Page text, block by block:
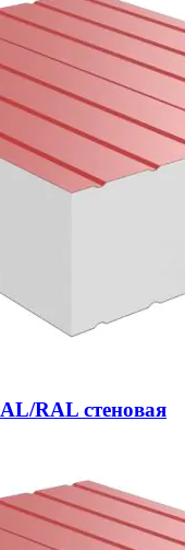
RAL стеновая